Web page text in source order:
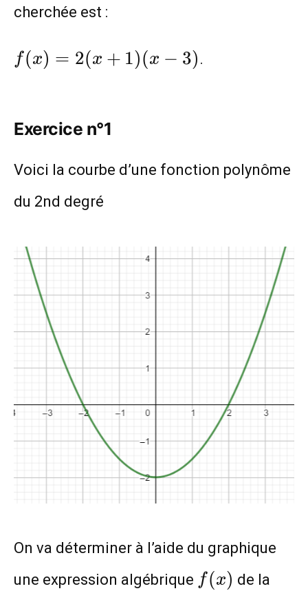
cherchée est :
f(x)=2(x+1)
(x-3)
f (x) = 2(x + 1)(x − 3) .
Exercice n°1
Voici la courbe d’une fonction polynôme
du 2nd degré
On va déterminer à l’aide du graphique
une expression algébrique f(x)
f (x) de la